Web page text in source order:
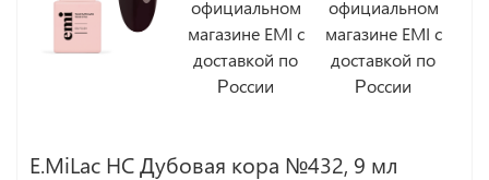
E.MiLac HC Дубовая кора №432, 9 мл